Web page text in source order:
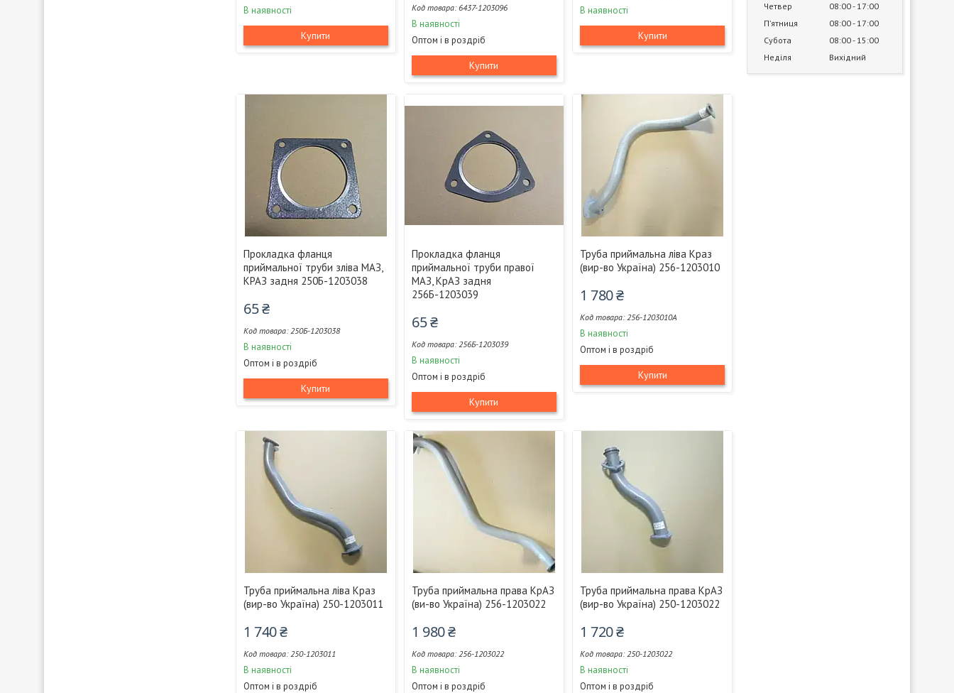
В наявності
Купити
6437-1203096
В наявності
Оптом і в роздріб
Купити
В наявності
Купити
Прокладка фланця
приймальної труби зліва МАЗ,
КРАЗ задня 250Б-1203038
65 ₴
250Б-1203038
В наявності
Оптом і в роздріб
Купити
Прокладка фланця
приймальної труби правої
МАЗ, КрАЗ задня
256Б-1203039
65 ₴
256Б-1203039
В наявності
Оптом і в роздріб
Купити
Труба приймальна ліва Краз
(вир-во Україна) 256-1203010
1 780 ₴
256-1203010A
В наявності
Оптом і в роздріб
Купити
Труба приймальна ліва Краз
(вир-во Україна) 250-1203011
1 740 ₴
250-1203011
В наявності
Оптом і в роздріб
Труба приймальна права КрАЗ
(ви-во Україна) 256-1203022
1 980 ₴
256-1203022
В наявності
Оптом і в роздріб
Труба приймальна права КрАЗ
(вир-во Україна) 250-1203022
1 720 ₴
250-1203022
В наявності
Оптом і в роздріб
Четвер
08:00 17:00
Пʼятниця
08:00 17:00
Субота
08:00 15:00
Неділя
Вихідний